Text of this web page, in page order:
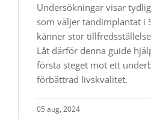
Undersökningar visar
som väljer tandimplantat i
känner stor
Låt därför denna guide
första steget mot ett
förbättrad livskvalitet.
05 aug, 2024